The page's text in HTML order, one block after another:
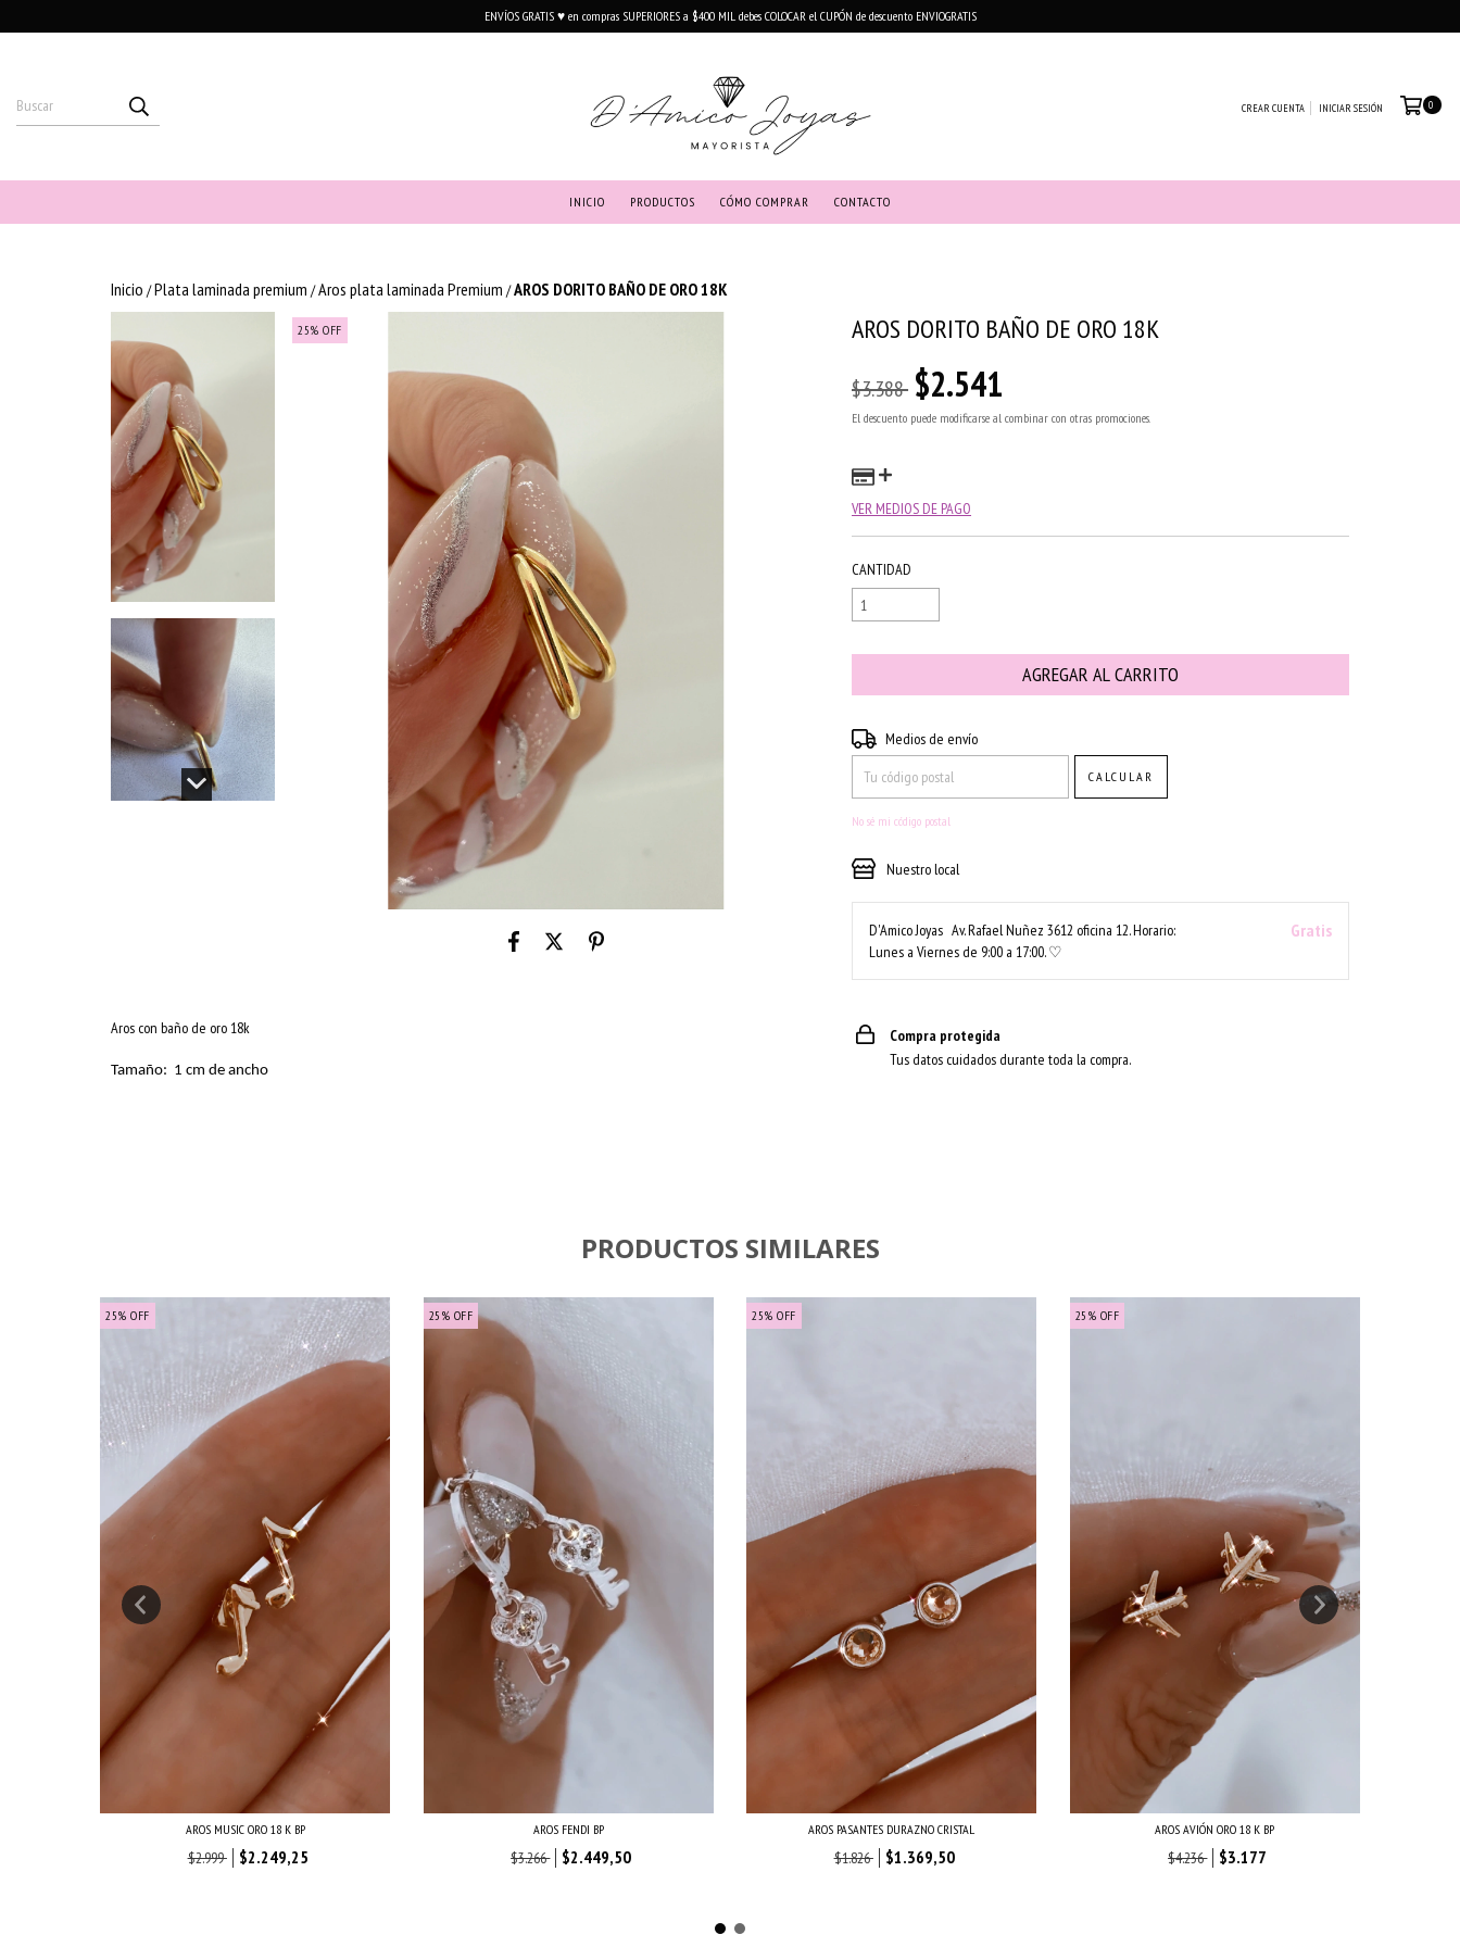
ENVÍOS GRATIS ♥ en compras SUPERIORES a $400 MIL debes COLOCAR el CUPÓN de descuento ENVIOGRATIS
CREAR CUENTA INICIAR SESIÓN 0
INICIO PRODUCTOS CÓMO COMPRAR CONTACTO
Inicio /Plata laminada premium /Aros plata laminada Premium /AROS DORITO BAÑO DE ORO 18K
25%OFF
Aros con baño de oro 18k
Tamaño: 1 cm de ancho
AROS DORITO BAÑO DE ORO 18K
$3.388 $2.541
El descuento puede modificarse al combinar con otras promociones.
VER MEDIOS DE PAGO
CANTIDAD
Entregas para el CP:
Medios de envío
CALCULAR
No sé mi código postal
Nuestro local
D'Amico Joyas Av. Rafael Nuñez 3612 oficina 12. Horario:
Lunes a Viernes de 9:00 a 17:00. ♡
Gratis
Compra protegida
Tus datos cuidados durante toda la compra.
PRODUCTOS SIMILARES
25% OFF
AROS MUSIC ORO 18 K BP
$2.999 $2.249,25
25 % OFF
AROS FENDI BP
$3.266 $2.449,50
25% OFF
AROS PASANTES DURAZNO CRISTAL
$1.826 $1.369,50
25 % OFF
AROS AVIÓN ORO 18 K BP
$4.236 $3.177